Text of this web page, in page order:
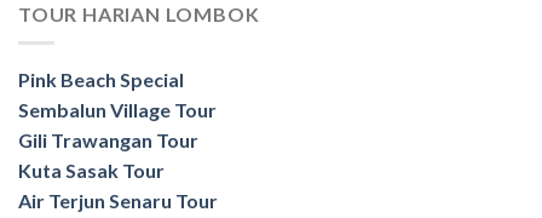
TOUR HARIAN LOMBOK
Pink Beach Special
Sembalun Village Tour
Gili Trawangan Tour
Kuta Sasak Tour
Air Terjun Senaru Tour